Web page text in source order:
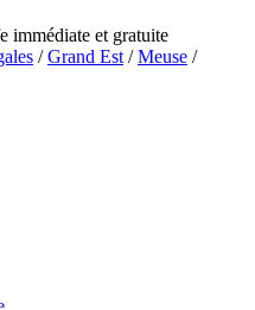
immédiate et gratuite
/Grand Est /Meuse /